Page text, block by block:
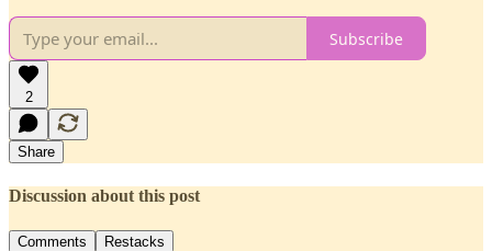
Subscribe
2
Share
Discussion about this post
Comments Restacks